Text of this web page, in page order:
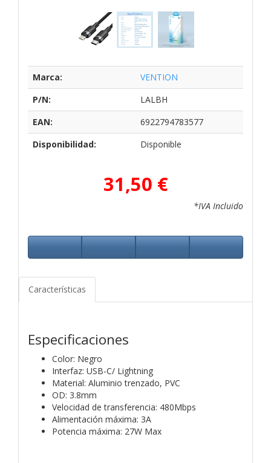
Marca:
VENTION
P/N:
LALBH
EAN:
6922794783577
Disponibilidad:
Disponible
31,50 €
*IVA Incluido
Características
Especificaciones
Color: Negro
Interfaz: USB-C/ Lightning
Material: Aluminio trenzado, PVC
OD: 3.8mm
Velocidad de transferencia: 480Mbps
Alimentación máxima: 3A
Potencia máxima: 27W Max